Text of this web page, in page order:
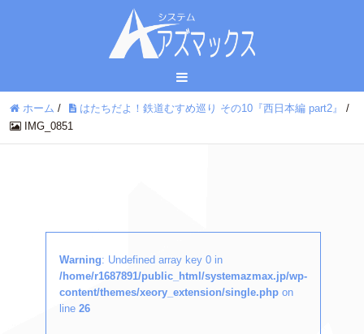
ホーム / はたちだよ！鉄道むすめ巡り その10『西日本編 part2』
/
IMG_0851
Warning: Undefined array key 0 in
/home/r1687891/public_html/systemazmax.jp/wp-
content/themes/xeory_extension/single.php on
line 26